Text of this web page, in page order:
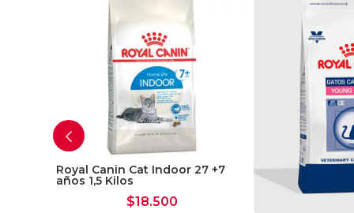
Royal Canin Cat Indoor 27 +7
años 1,5 Kilos
$18.500